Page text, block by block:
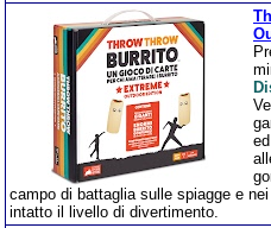
campo di battaglia sulle spiagge e
intatto il livello di divertimento.